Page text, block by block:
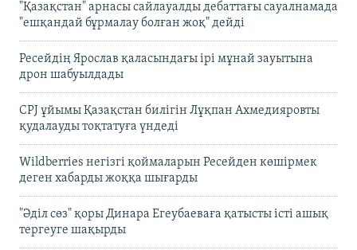
"Қазақстан" арнасы сайлауалды дебаттағы сауалнамада
"ешқандай бұрмалау болған жоқ" дейді
Ресейдің Ярослав қаласындағы ірі мұнай зауытына
дрон шабуылдады
CPJ ұйымы Қазақстан билігін Лұқпан Ахмедияровты
қудалауды тоқтатуға үндеді
Wildberries негізгі қоймаларын Ресейден көшірмек
деген хабарды жоққа шығарды
"Әділ сөз" қоры Динара Егеубаеваға қатысты істі ашық
тергеуге шақырды